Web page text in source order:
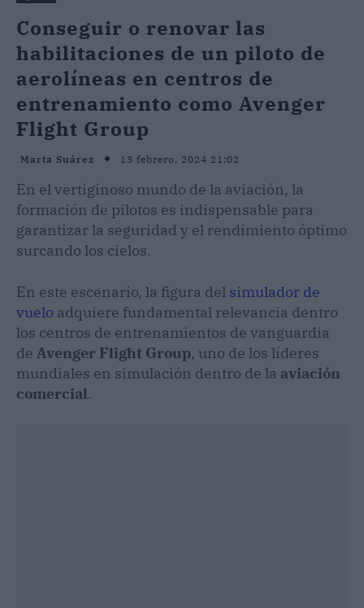
Conseguir o renovar las
habilitaciones de un piloto de
aerolíneas en centros de
entrenamiento como Avenger
Flight Group
Marta Suárez 13 febrero, 2024 21:02
En el vertiginoso mundo de la aviación, la
formación de pilotos es indispensable para
garantizar la seguridad y el rendimiento óptimo
surcando los cielos.
En este escenario, la figura del simulador de
vuelo adquiere fundamental relevancia dentro
los centros de entrenamientos de vanguardia
de Avenger Flight Group, uno de los líderes
mundiales en simulación dentro de la aviación
comercial.